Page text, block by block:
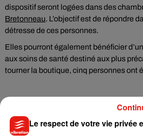
dispositif seront logées dans des
Bretonneau. L’objectif est de répondre
détresse de ces personnes.
Elles pourront également bénéficier
aux soins de santé destiné aux plus
tourner la boutique, cinq personnes ont
MusiqueLe respect de votre vie privée